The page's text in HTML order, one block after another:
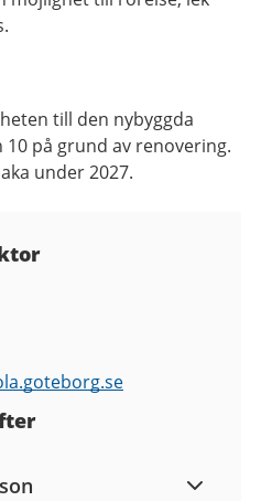
till den nybyggda
på grund av renovering.
under 2027.